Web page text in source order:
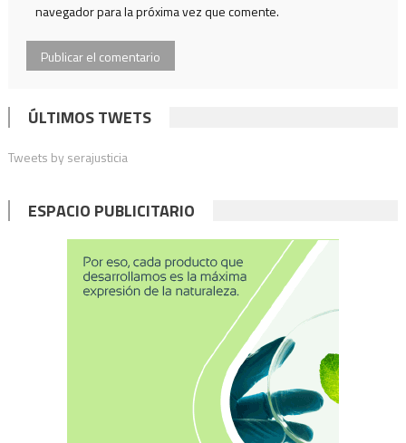
navegador para la próxima vez que comente.
ÚLTIMOS TWETS
Tweets by serajusticia
ESPACIO PUBLICITARIO